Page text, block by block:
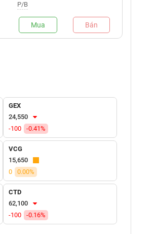
P/B
Mua Bán
GEX
24,550
-100
-0.41%
VCG
15,650
0
0.00%
CTD
62,100
-100
-0.16%